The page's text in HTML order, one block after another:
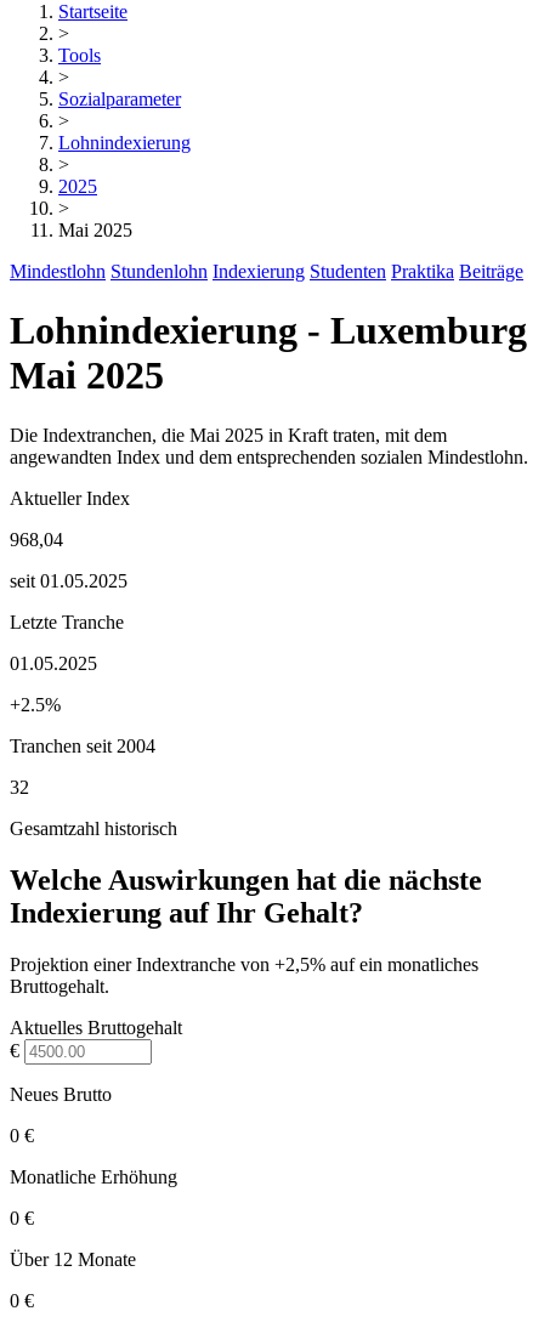
Startseite
>
Tools
>
Sozialparameter
>
Lohnindexierung
>
2025
>
Mai 2025
Mindestlohn Stundenlohn Indexierung Studenten Praktika Beiträge
Lohnindexierung - Luxemburg
Mai 2025
Die Indextranchen, die Mai 2025 in Kraft traten, mit dem
angewandten Index und dem entsprechenden sozialen Mindestlohn.
Aktueller Index
968,04
seit 01.05.2025
Letzte Tranche
01.05.2025
+2.5%
Tranchen seit 2004
32
Gesamtzahl historisch
Welche Auswirkungen hat die nächste
Indexierung auf Ihr Gehalt?
Projektion einer Indextranche von +2,5% auf ein monatliches
Bruttogehalt.
Aktuelles Bruttogehalt
€
Neues Brutto
0 €
Monatliche Erhöhung
0 €
Über 12 Monate
0 €